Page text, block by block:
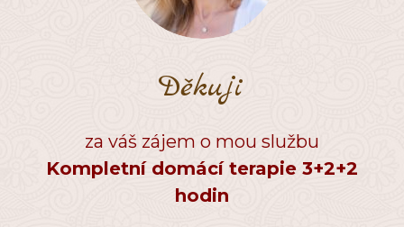
Děkuji
za váš zájem o mou službu
Kompletní domácí terapie 3+2+2
hodin